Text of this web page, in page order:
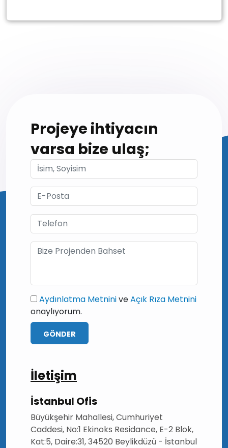
Projeye ihtiyacın
varsa bize ulaş;
Aydınlatma MetniniveAçık Rıza Metnini
onaylıyorum.
GÖNDER
İletişim
İstanbul Ofis
Büyükşehir Mahallesi, Cumhuriyet
Caddesi, No:1 Ekinoks Residance, E-2 Blok,
Kat:5, Daire:31, 34520 Beylikdüzü - İstanbul